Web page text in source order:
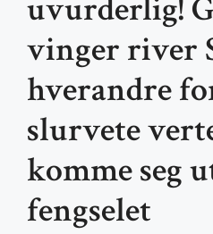
uvurderlig!
vinger river
hverandre
slurvete
komme seg
fengselet